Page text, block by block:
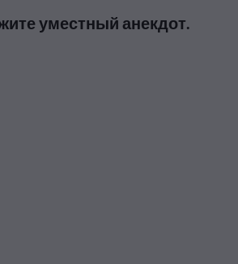
уместный анекдот.